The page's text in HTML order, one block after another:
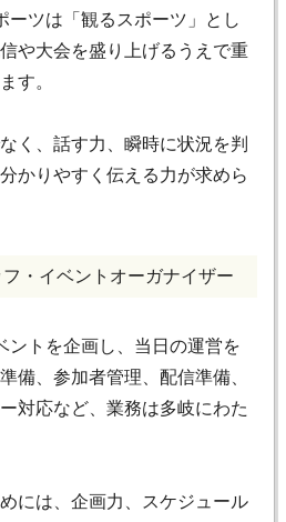
ーツは「観るスポーツ」とし
や大会を盛り上げるうえで重
す。
く、話す力、瞬時に状況を判
かりやすく伝える力が求めら
・イベントオーガナイザー
ントを企画し、当日の運営を
備、参加者管理、配信準備、
対応など、業務は多岐にわた
には、企画力、スケジュール